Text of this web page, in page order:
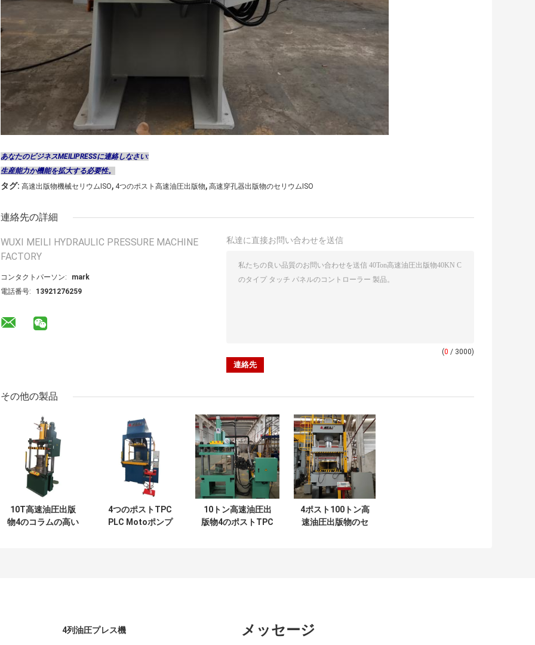
あなたのビジネスMEILIPRESSに連絡しなさい:
生産能力か機能を拡大する必要性。
タグ: 高速出版物機械セリウムISO, 4つのポスト高速油圧出版物, 高速穿孔器出版物のセリウムISO
連絡先の詳細
WUXI MEILI HYDRAULIC PRESSURE MACHINE
FACTORY
コンタクトパーソン:
mark
電話番号:
13921276259
私達に直接お問い合わせを送信
(0 / 3000)
その他の製品
10T高速油圧出版
物4のコラムの高い
4つのポストTPC
PLC Motoポンプ
10トン高速油圧出
版物4のポストTPC
4ポスト100トン高
速油圧出版物のセ
4列油圧プレス機 メッセージ